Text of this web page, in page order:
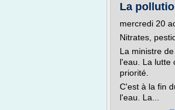
La
mercredi 20
Nitrates,
La ministre
l'eau. La lutte
priorité.
C'est à la fin
l'eau. La...